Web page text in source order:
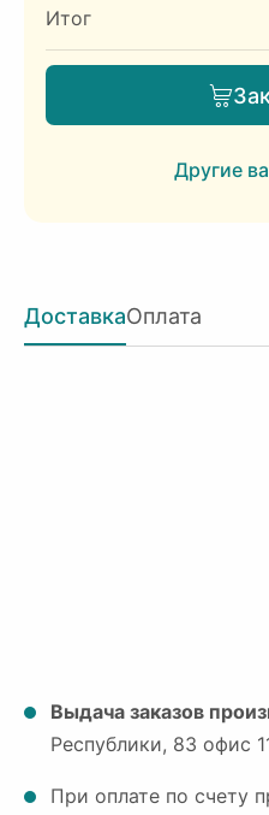
Итог
Другие
ДоставкаОплата
Выдача заказов
Республики, 83 офис
При оплате по счету